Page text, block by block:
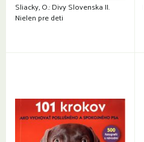
Sliacky, O.: Divy Slovenska II.
Nielen pre deti